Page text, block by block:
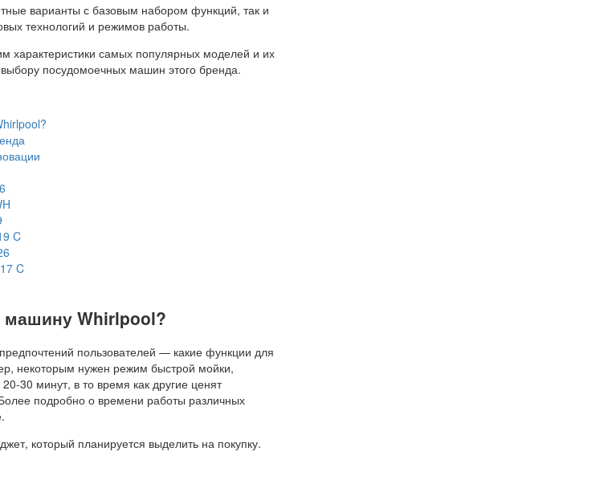
варианты с базовым набором функций, так и
технологий и режимов работы.
самых популярных моделей и их
посудомоечных машин этого бренда.
C
C
машину Whirlpool?
пользователей — какие функции для
некоторым нужен режим быстрой мойки,
30 минут, в то время как другие ценят
подробно о времени работы различных
который планируется выделить на покупку.